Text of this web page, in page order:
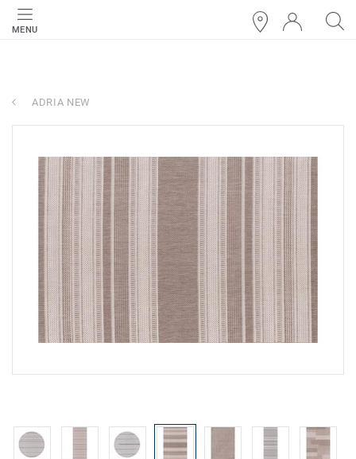
MENU
ADRIA NEW